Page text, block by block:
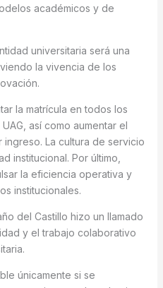
académicos y de
universitaria será una
la vivencia de los
la matrícula en todos los
así como aumentar el
La cultura de servicio
institucional. Por último,
la eficiencia operativa y
institucionales.
del Castillo hizo un llamado
y el trabajo colaborativo
únicamente si se